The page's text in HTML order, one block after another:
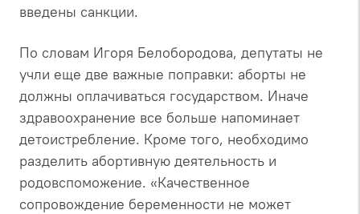
введены санкции.
По словам Игоря Белобородова, депутаты не
учли еще две важные поправки: аборты не
должны оплачиваться государством. Иначе
здравоохранение все больше напоминает
детоистребление. Кроме того, необходимо
разделить абортивную деятельность и
родовспоможение. «Качественное
сопровождение беременности не может